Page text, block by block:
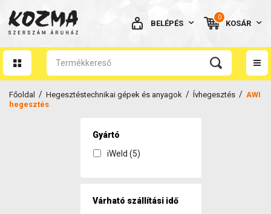
BELÉPÉS
BELÉPÉS
NINCS MÉG FIÓKOM
0
KOSÁR
Főoldal / Hegesztéstechnikai gépek és anyagok / Ívhegesztés / AWI
hegesztés
Gyártó
iWeld (5)
Várható szállítási idő